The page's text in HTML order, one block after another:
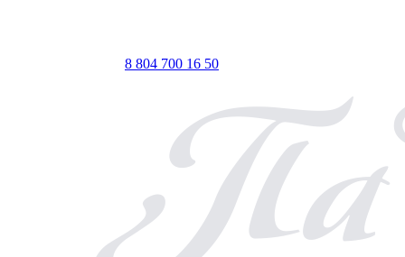
8 804 700 16 50